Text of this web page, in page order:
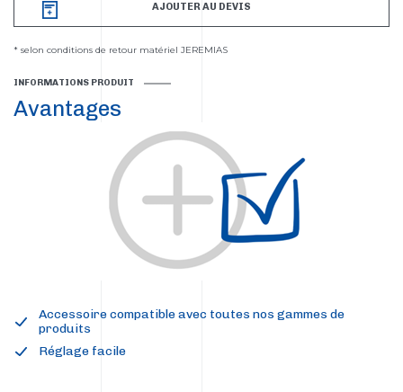
AJOUTER AU DEVIS
* selon conditions de retour matériel JEREMIAS
INFORMATIONS PRODUIT
Avantages
Accessoire compatible avec toutes nos gammes de
produits
Réglage facile